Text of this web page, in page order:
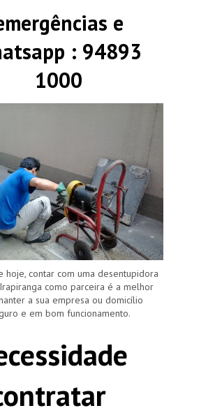
e
: 94893
1000
hoje, contar com uma desentupidora
como parceira é a melhor
a sua empresa ou domicílio
e em bom funcionamento.